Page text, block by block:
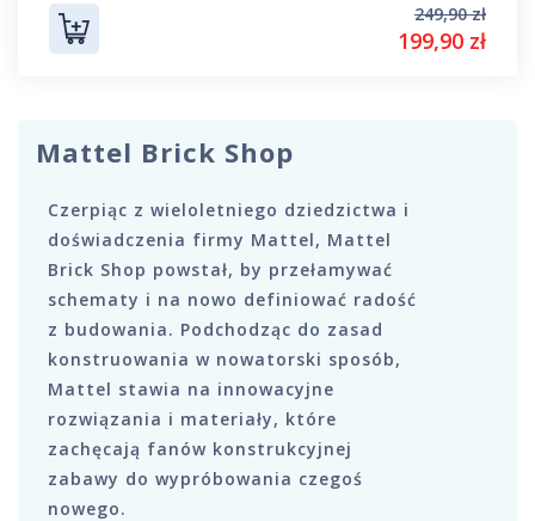
249,90 zł
199,90 zł
Mattel Brick Shop
Czerpiąc z wieloletniego dziedzictwa i
doświadczenia firmy Mattel, Mattel
Brick Shop powstał, by przełamywać
schematy i na nowo definiować radość
z budowania. Podchodząc do zasad
konstruowania w nowatorski sposób,
Mattel stawia na innowacyjne
rozwiązania i materiały, które
zachęcają fanów konstrukcyjnej
zabawy do wypróbowania czegoś
nowego.